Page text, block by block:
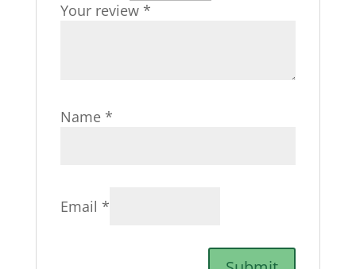
Your review *
Name *
Email *